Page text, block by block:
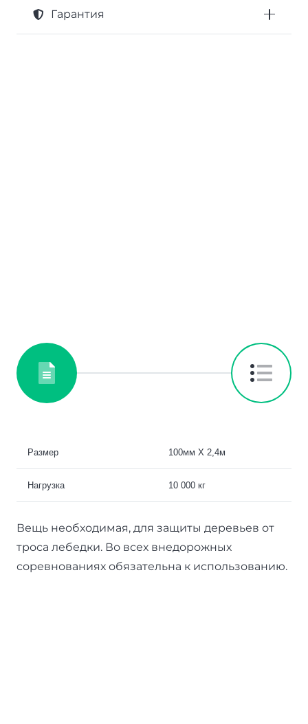
Гарантия
Размер 100мм Х 2,4м
Нагрузка 10 000 кг
Вещь необходимая, для защиты деревьев от
троса лебедки. Во всех внедорожных
соревнованиях обязательна к использованию.